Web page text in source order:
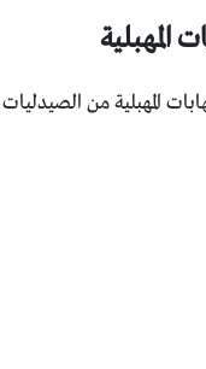
المهبلية
المهبلية من